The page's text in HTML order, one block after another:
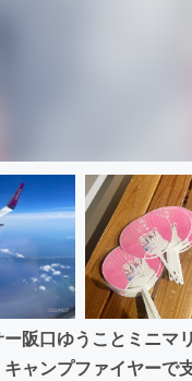
阪口ゆうことミニ
ャンプファイヤーで